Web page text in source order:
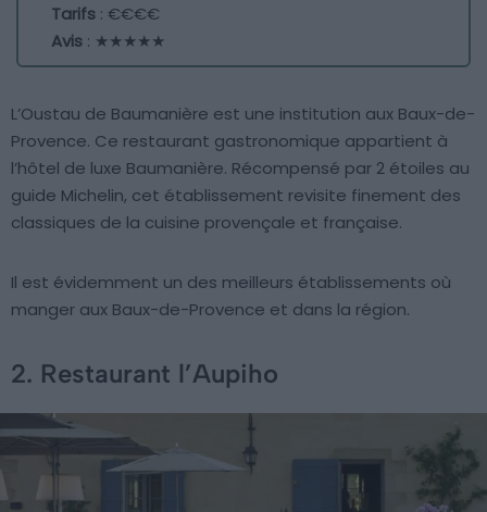
Tarifs : €€€€
Avis : ★★★★★
L’Oustau de Baumanière est une institution aux Baux-de-
Provence. Ce restaurant gastronomique appartient à
l’hôtel de luxe Baumanière. Récompensé par 2 étoiles au
guide Michelin, cet établissement revisite finement des
classiques de la cuisine provençale et française.
Il est évidemment un des meilleurs établissements où
manger aux Baux-de-Provence et dans la région.
2. Restaurant l’Aupiho